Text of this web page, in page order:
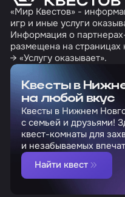
«Мир Квестов» -
игр и иные услуги
Информация о
размещена на страницах
→ «Услугу оказывает».
Квесты в
на любой вкус
Квесты в Нижнем
с семьей и друзьями!
квест-комнаты для
и незабываемых
Найти квест